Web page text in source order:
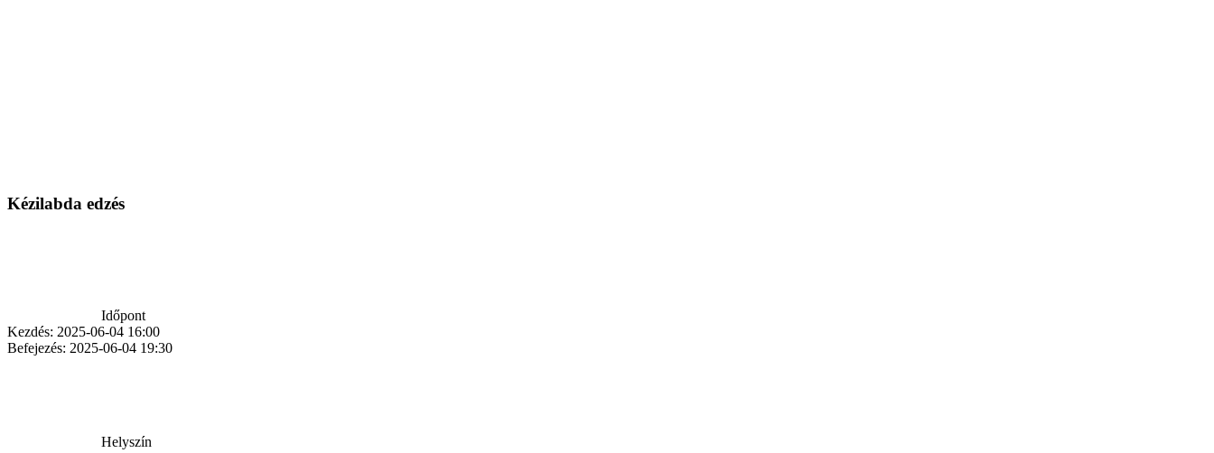
Kézilabda edzés
Időpont
Kezdés: 2025-06-04 16:00
Befejezés: 2025-06-04 19:30
Helyszín